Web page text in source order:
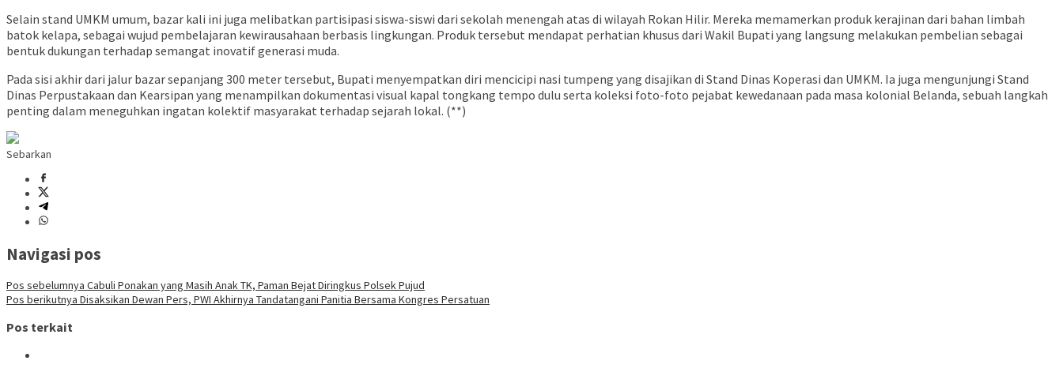
Selain stand UMKM umum, bazar kali ini juga melibatkan partisipasi siswa-siswi dari sekolah menengah atas di wilayah Rokan Hilir. Mereka memamerkan produk kerajinan dari bahan limbah
batok kelapa, sebagai wujud pembelajaran kewirausahaan berbasis lingkungan. Produk tersebut mendapat perhatian khusus dari Wakil Bupati yang langsung melakukan pembelian sebagai
bentuk dukungan terhadap semangat inovatif generasi muda.
Pada sisi akhir dari jalur bazar sepanjang 300 meter tersebut, Bupati menyempatkan diri mencicipi nasi tumpeng yang disajikan di Stand Dinas Koperasi dan UMKM. Ia juga mengunjungi Stand
Dinas Perpustakaan dan Kearsipan yang menampilkan dokumentasi visual kapal tongkang tempo dulu serta koleksi foto-foto pejabat kewedanaan pada masa kolonial Belanda, sebuah langkah
penting dalam meneguhkan ingatan kolektif masyarakat terhadap sejarah lokal. (**)
Sebarkan
Navigasi pos
Pos sebelumnya Cabuli Ponakan yang Masih Anak TK, Paman Bejat Diringkus Polsek Pujud
Pos berikutnya Disaksikan Dewan Pers, PWI Akhirnya Tandatangani Panitia Bersama Kongres Persatuan
Pos terkait